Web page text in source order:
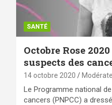
SANTÉ
Octobre Rose
suspects des
14 octobre 2020
Le Programme national
cancers (PNPCC) a